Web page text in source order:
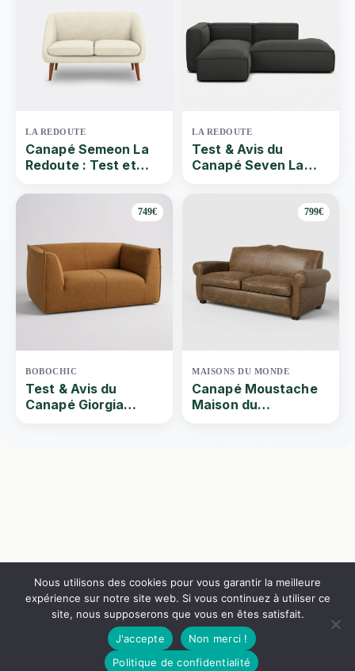
Voir le canapé
LA REDOUTE
Canapé Semeon La
Redoute : Test et
places
LA REDOUTE
Test & Avis du
Canapé Seven La
modulable velours
Quel-canape | 2024
749€
BOBOCHIC
Test & Avis du
Canapé Giorgia
799€
MAISONS DU MONDE
Canapé Moustache
Maison du
Nous utilisons des cookies pour vous garantir la meilleure
expérience sur notre site web. Si vous continuez à utiliser ce
site, nous supposerons que vous en êtes satisfait.
J'accepte
Non merci !
Politique de confidentialité